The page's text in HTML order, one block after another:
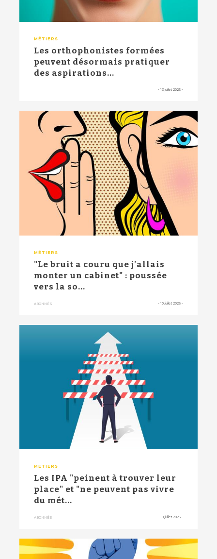
MÉTIERS
Les orthophonistes formées
peuvent désormais pratiquer
des aspirations...
- 13 juillet 2026 -
MÉTIERS
"Le bruit a couru que j’allais
monter un cabinet" : poussée
vers la so...
ABONNÉS - 10 juillet 2026 -
MÉTIERS
Les IPA "peinent à trouver leur
place" et "ne peuvent pas vivre
du mét...
ABONNÉS - 8 juillet 2026 -